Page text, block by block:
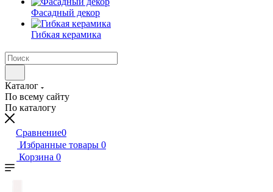
Фасадный декор
Гибкая керамика
Каталог
По всему сайту
По каталогу
Сравнение0
Избранные товары 0
Корзина 0